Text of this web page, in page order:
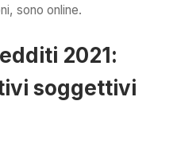
sono online.
2021:
soggettivi